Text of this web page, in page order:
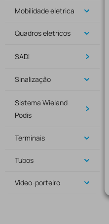
Mobilidade eletrica
Quadros eletricos
SADI
Sinalização
Sistema Wieland
Podis
Terminais
Tubos
Video-porteiro